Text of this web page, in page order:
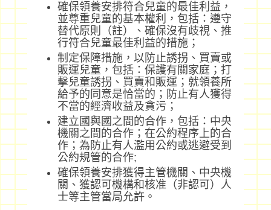
確保領養安排符合兒童的最佳利益，
並尊重兒童的基本權利，包括：遵守
替代原則（註）、確保沒有歧視、推
行符合兒童最佳利益的措施；
制定保障措施，以防止誘拐、買賣或
販運兒童，包括：保護有關家庭；打
擊兒童誘拐、買賣和販運；就領養所
給予的同意是恰當的；防止有人獲得
不當的經濟收益及貪污；
建立國與國之間的合作，包括：中央
機關之間的合作；在公約程序上的合
作；為防止有人濫用公約或逃避受到
公約規管的合作;
確保領養安排獲得主管機關、中央機
關、獲認可機構和核准（非認可）人
士等主管當局允許。